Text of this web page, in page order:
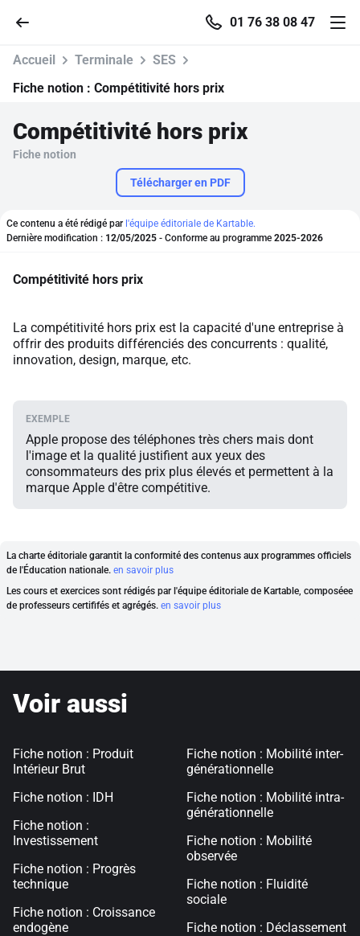
01 76 38 08 47
Accueil
Recherche
Pour profiter de 10 contenus offerts.
Accueil Terminale
SES
Fiche notion : Compétitivité hors prix
Compétitivité hors prix
Fiche notion
Télécharger en PDF
Ce contenu a été rédigé par l'équipe éditoriale de Kartable.
Dernière modification : 12/05/2025 - Conforme au programme 2025-2026
Compétitivité hors prix
La compétitivité hors prix est la capacité d'une entreprise à
offrir des produits différenciés des concurrents : qualité,
innovation, design, marque, etc.
Apple propose des téléphones très chers mais dont
l'image et la qualité justifient aux yeux des
consommateurs des prix plus élevés et permettent à la
marque Apple d'être compétitive.
La charte éditoriale garantit la conformité des contenus aux programmes officiels
de l'Éducation nationale. en savoir plus
Les cours et exercices sont rédigés par l'équipe éditoriale de Kartable, composéee
de professeurs certififés et agrégés. en savoir plus
Voir aussi
Fiche notion : Produit
Intérieur Brut
Fiche notion : IDH
Fiche notion :
Investissement
Fiche notion : Progrès
technique
Fiche notion : Croissance
endogène
Fiche notion : Mobilité inter-
générationnelle
Fiche notion : Mobilité intra-
générationnelle
Fiche notion : Mobilité
observée
Fiche notion : Fluidité
sociale
Fiche notion : Déclassement